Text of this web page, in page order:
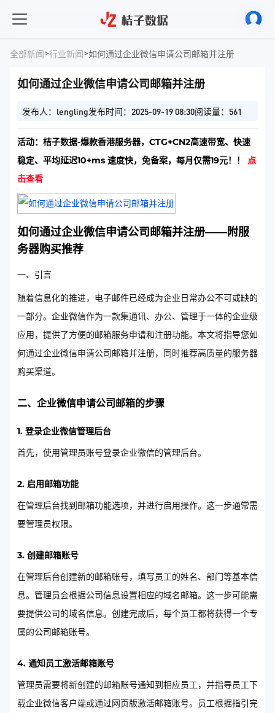
全部新闻>行业新闻>如何通过企业微信申请公司邮箱并注册
如何通过企业微信申请公司邮箱并注册
发布人：lengling发布时间：2025-09-19 08:30阅读量：561
活动：桔子数据-爆款香港服务器，CTG+CN2高速带宽、快速
稳定、平均延迟10+ms 速度快，免备案，每月仅需19元！！ 点
击查看
如何通过企业微信申请公司邮箱并注册——附服
务器购买推荐
一、引言
随着信息化的推进，电子邮件已经成为企业日常办公不可或缺的
一部分。企业微信作为一款集通讯、办公、管理于一体的企业级
应用，提供了方便的邮箱服务申请和注册功能。本文将指导您如
何通过企业微信申请公司邮箱并注册，同时推荐高质量的服务器
购买渠道。
二、企业微信申请公司邮箱的步骤
1. 登录企业微信管理后台
首先，使用管理员账号登录企业微信的管理后台。
2. 启用邮箱功能
在管理后台找到邮箱功能选项，并进行启用操作。这一步通常需
要管理员权限。
3. 创建邮箱账号
在管理后台创建新的邮箱账号，填写员工的姓名、部门等基本信
息。管理员会根据公司信息设置相应的域名邮箱。这一步可能需
要提供公司的域名信息。创建完成后，每个员工都将获得一个专
属的公司邮箱账号。
4. 通知员工激活邮箱账号
管理员需要将新创建的邮箱账号通知到相应员工，并指导员工下
载企业微信客户端或通过网页版激活邮箱账号。员工根据指引完